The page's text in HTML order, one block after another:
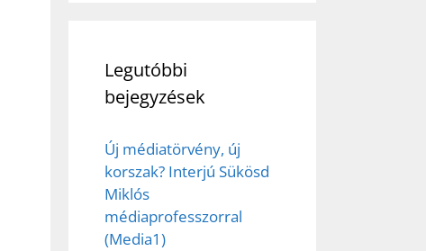
Legutóbbi
bejegyzések
Új médiatörvény, új
korszak? Interjú Sükösd
Miklós
médiaprofesszorral
(Media1)